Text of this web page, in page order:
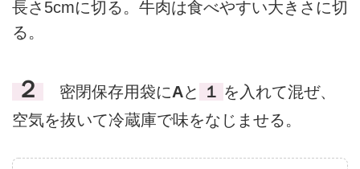
長さ5cmに切る。牛肉は食べやすい大きさに切
る。
２ 密閉保存用袋にAと １ を入れて混ぜ、
空気を抜いて冷蔵庫で味をなじませる。